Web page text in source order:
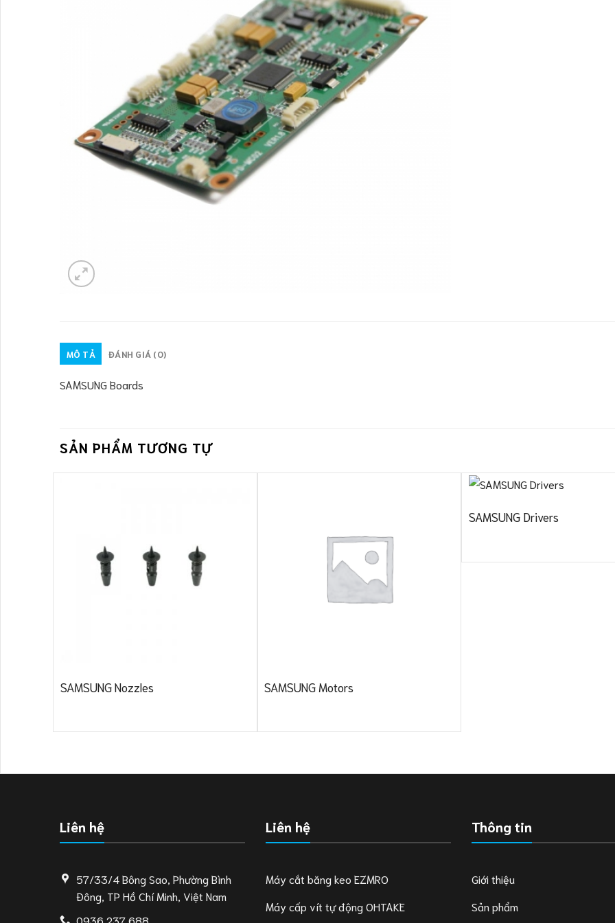
MÔ TẢ ĐÁNH GIÁ (0)
SAMSUNG Boards
SẢN PHẨM TƯƠNG TỰ
SAMSUNG Nozzles SAMSUNG Motors
SAMSUNG Drivers
Liên hệ
57/33/4 Bông Sao, Phường Bình
Đông, TP Hồ Chí Minh, Việt Nam
0936 237 688
Liên hệ
Máy cắt băng keo EZMRO
Máy cấp vít tự động OHTAKE
Thông tin
Giới thiệu
Sản phẩm